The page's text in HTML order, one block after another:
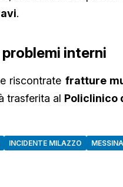
.
interni
riscontrate fratture
trasferita al Policlinico
INCIDENTE MILAZZO MESSINA